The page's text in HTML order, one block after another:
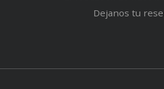
Dejanos tu